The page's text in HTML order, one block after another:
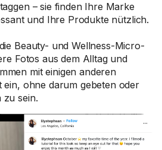
– sie finden Ihre Marke
und Ihre Produkte nützlich.
Beauty- und Wellness-Micro-
Fotos aus dem Alltag und
mit einigen anderen
ohne darum gebeten oder
sein.